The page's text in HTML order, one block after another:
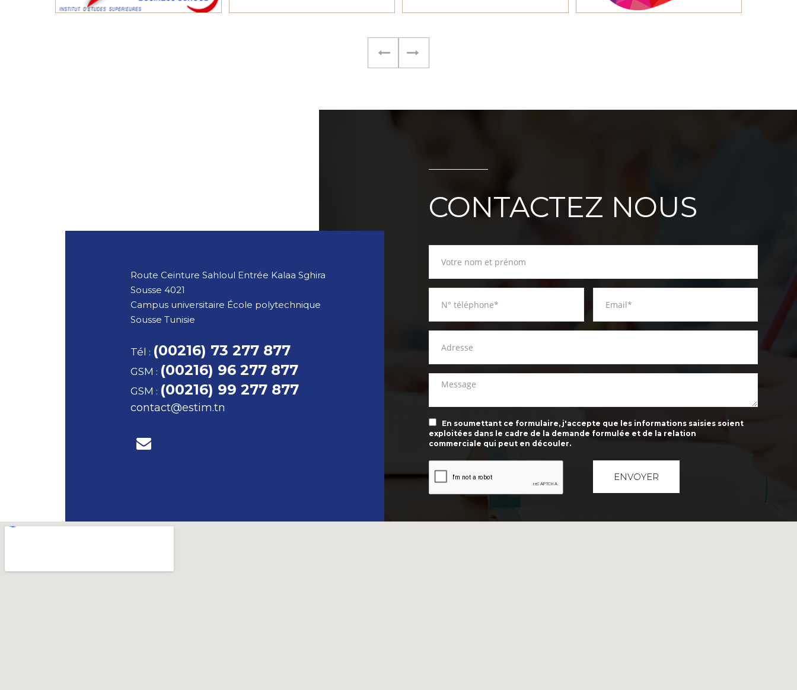
Route Ceinture Sahloul Entrée Kalaa Sghira
Sousse 4021
Campus universitaire École polytechnique
Sousse Tunisie
Tél : (00216) 73 277 877
GSM : (00216) 96 277 877
GSM : (00216) 99 277 877
contact@estim.tn
CONTACTEZ NOUS
En soumettant ce formulaire, j'accepte que les informations saisies soient
exploitées dans le cadre de la demande formulée et de la relation
commerciale qui peut en découler.